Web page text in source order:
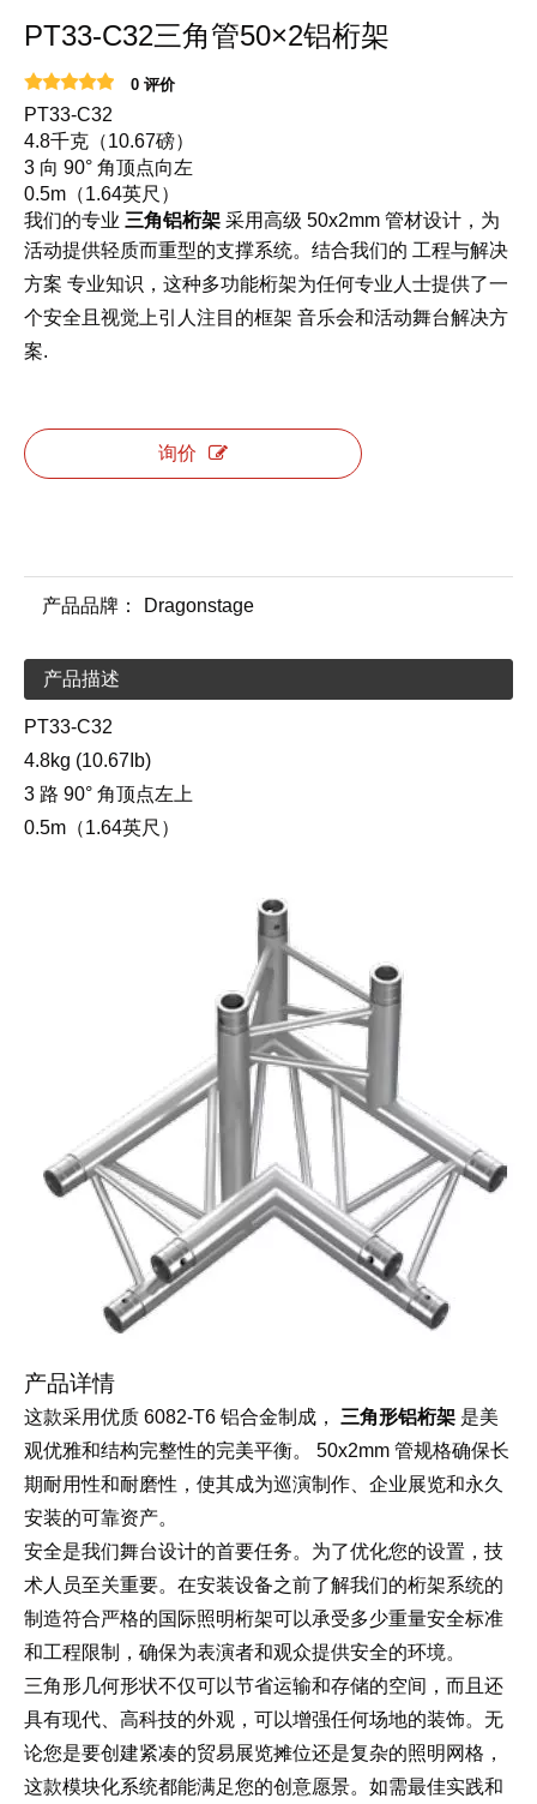
PT33-C32三角管50×2铝桁架
0 评价
PT33-C32
4.8千克（10.67磅）
3 向 90° 角顶点向左
0.5m（1.64英尺）
我们的专业 三角铝桁架 采用高级 50x2mm 管材设计，为
活动提供轻质而重型的支撑系统。结合我们的 工程与解决
方案 专业知识，这种多功能桁架为任何专业人士提供了一
个安全且视觉上引人注目的框架 音乐会和活动舞台解决方
案.
询价
产品品牌： Dragonstage
产品描述
PT33-C32
4.8kg (10.67Ib)
3 路 90° 角顶点左上
0.5m（1.64英尺）
产品详情
这款采用优质 6082-T6 铝合金制成， 三角形铝桁架 是美
观优雅和结构完整性的完美平衡。 50x2mm 管规格确保长
期耐用性和耐磨性，使其成为巡演制作、企业展览和永久
安装的可靠资产。
安全是我们舞台设计的首要任务。为了优化您的设置，技
术人员至关重要。 在安装设备之前了解我们的桁架系统的
制造符合严格的国际照明桁架可以承受多少重量安全标准
和工程限制
，确保为表演者和观众提供安全的环境。
三角形几何形状不仅可以节省运输和存储的空间，而且还
具有现代、高科技的外观，可以增强任何场地的装饰。无
论您是要创建紧凑的贸易展览摊位还是复杂的照明网格，
这款模块化系统都能满足您的创意愿景。如需最佳实践和